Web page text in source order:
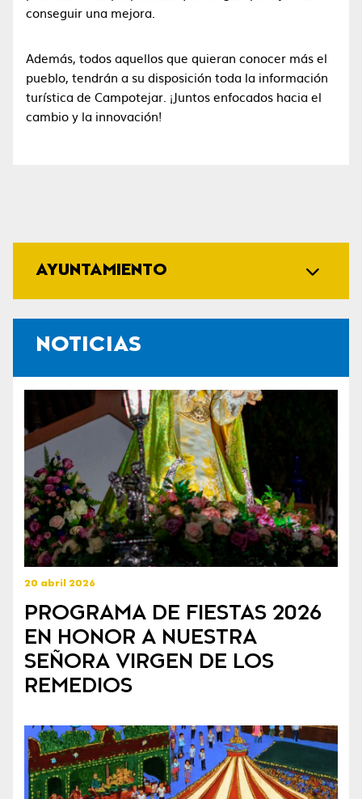
AYUNTAMIENTO
NOTICIAS
20 abril 2026
PROGRAMA DE FIESTAS 2026
EN HONOR A NUESTRA
SEÑORA VIRGEN DE LOS
REMEDIOS
conseguir una mejora.
Además, todos aquellos que quieran conocer más el
pueblo, tendrán a su disposición toda la información
turística de Campotejar. ¡Juntos enfocados hacia el
cambio y la innovación!